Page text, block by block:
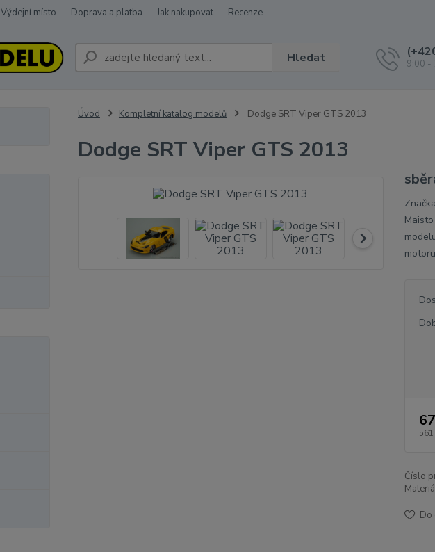
Výdejní místo Doprava a platba Jak nakupovat Recenze
Hledat 9:00 -
Úvod Kompletní katalog modelů Dodge SRT Viper GTS 2013
Dodge SRT Viper GTS 2013
561
Číslo
Do